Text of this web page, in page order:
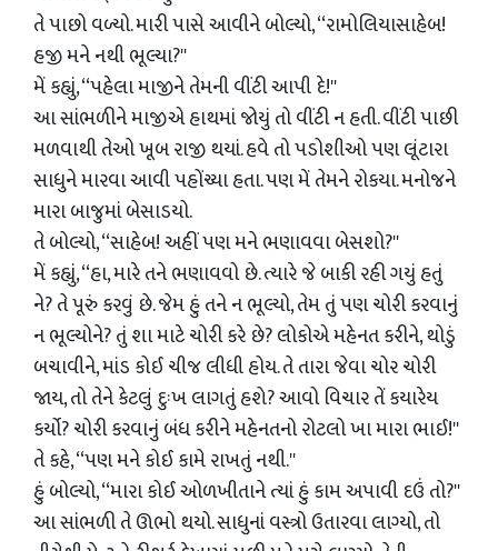
તે પાછો વળ્‍યો. મારી પાસે આવીને બોલ્‍યો, ‘‘રામોલિયાસાહેબ!
હજી મને નથી ભૂલ્‍યા?''
મેં કહ્યું, ‘‘પહેલા માજીને તેમની વીંટી આપી દે!''
આ સાંભળીને માજીએ હાથમાં જોયું તો વીંટી ન હતી. વીંટી પાછી
મળવાથી તેઓ ખૂબ રાજી થયાં. હવે તો પડોશીઓ પણ લૂંટારા
સાધુને મારવા આવી પહોંચ્‍યા હતા. પણ મેં તેમને રોકયા. મનોજને
મારા બાજુમાં બેસાડયો.
તે બોલ્‍યો, ‘‘સાહેબ! અહીં પણ મને ભણાવવા બેસશો?''
મેં કહ્યું, ‘‘હા, મારે તને ભણાવવો છે. ત્‍યારે જે બાકી રહી ગયું હતું
ને? તે પૂરું કરવું છે. જેમ હું તને ન ભૂલ્‍યો, તેમ તું પણ ચોરી કરવાનું
ન ભૂલ્‍યોને? તું શા માટે ચોરી કરે છે? લોકોએ મહેનત કરીને, થોડું
બચાવીને, માંડ કોઈ ચીજ લીધી હોય. તે તારા જેવા ચોર ચોરી
જાય, તો તેને કેટલું દુઃખ લાગતું હશે? આવો વિચાર તેં કયારેય
કર્યો? ચોરી કરવાનું બંધ કરીને મહેનતનો રોટલો ખા મારા ભાઈ!''
તે કહે, ‘‘પણ મને કોઈ કામે રાખતું નથી.''
હું બોલ્‍યો, ‘‘મારા કોઈ ઓળખીતાને ત્‍યાં હું કામ અપાવી દઉં તો?''
આ સાંભળી તે ઊભો થયો. સાધુનાં વસ્‍ત્રો ઉતારવા લાગ્‍યો, તો